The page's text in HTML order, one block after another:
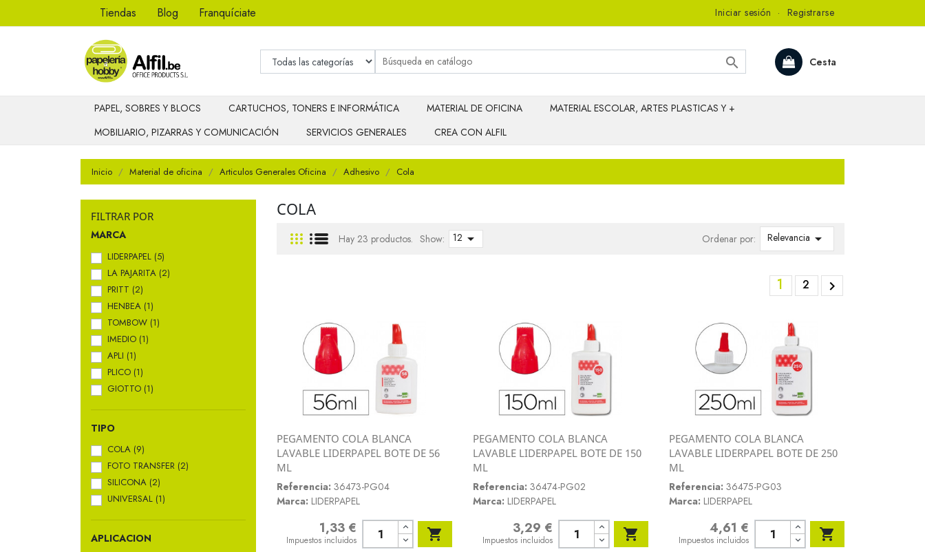
Tiendas Blog Franquíciate Iniciar sesión · Registrarse
Cesta

PAPEL, SOBRES Y BLOCS CARTUCHOS, TONERS E INFORMÁTICA MATERIAL DE OFICINA
MATERIAL ESCOLAR, ARTES PLASTICAS Y +
MOBILIARIO, PIZARRAS Y COMUNICACIÓN
SERVICIOS GENERALES CREA CON ALFIL
Inicio Material de oficina Articulos Generales Oficina Adhesivo Cola
FILTRAR POR
MARCA
LIDERPAPEL (5)
LA PAJARITA (2)
PRITT (2)
HENBEA (1)
TOMBOW (1)
IMEDIO (1)
APLI (1)
PLICO (1)
GIOTTO (1)
TIPO
COLA (9)
FOTO TRANSFER (2)
SILICONA (2)
UNIVERSAL (1)
APLICACION
COLA
Hay 23 productos. Show: 12  Ordenar por: Relevancia 
1 2 
Vista rápida
PEGAMENTO COLA BLANCA
LAVABLE LIDERPAPEL BOTE DE 56
ML
Referencia: 36473-PG04
Marca: LIDERPAPEL
1,33 €
Impuestos incluidos 
Vista rápida
PEGAMENTO COLA BLANCA
LAVABLE LIDERPAPEL BOTE DE 150
ML
Referencia: 36474-PG02
Marca: LIDERPAPEL
3,29 €
Impuestos incluidos 
Vista rápida
PEGAMENTO COLA BLANCA
LAVABLE LIDERPAPEL BOTE DE 250
ML
Referencia: 36475-PG03
Marca: LIDERPAPEL
4,61 €
Impuestos incluidos 